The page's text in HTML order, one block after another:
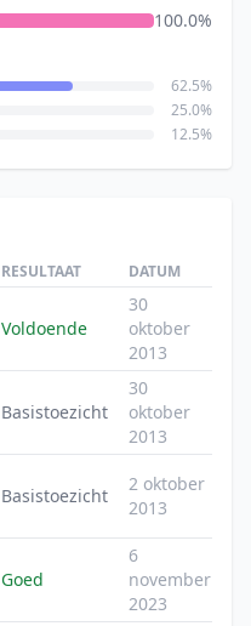
100.0%
62.5%
25.0%
12.5%
RESULTAAT DATUM
Voldoende
30
oktober
2013
Basistoezicht
30
oktober
2013
Basistoezicht
2 oktober
2013
Goed
6
november
2023